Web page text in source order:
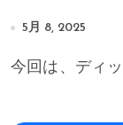
5月 8, 2025
今回は、ディ